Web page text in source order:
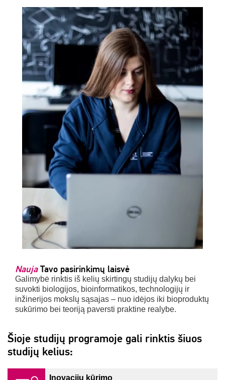
NaujaTavo pasirinkimų laisvė
Galimybė rinktis iš kelių skirtingų studijų dalykų bei
suvokti biologijos, bioinformatikos, technologijų ir
inžinerijos mokslų sąsajas – nuo idėjos iki bioproduktų
sukūrimo bei teoriją paversti praktine realybe.
Šioje studijų programoje gali rinktis šiuos
studijų kelius:
Inovacijų kūrimo